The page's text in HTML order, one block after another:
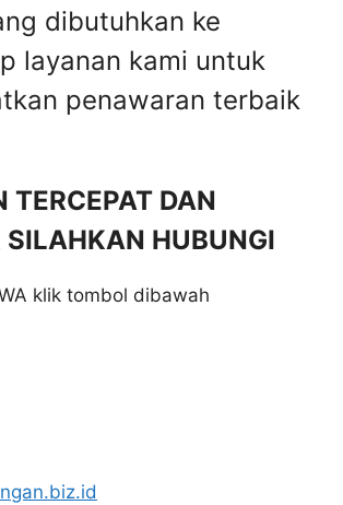
dibutuhkan ke
layanan kami untuk
penawaran terbaik
TERCEPAT DAN
SILAHKAN HUBUNGI
klik tombol dibawah